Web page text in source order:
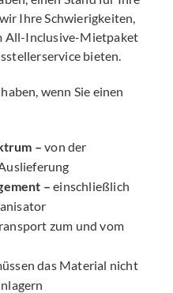
Ihre Schwierigkeiten,
All-Inclusive-Mietpaket
bieten.
wenn Sie einen
– von der
– einschließlich
zum und vom
das Material nicht